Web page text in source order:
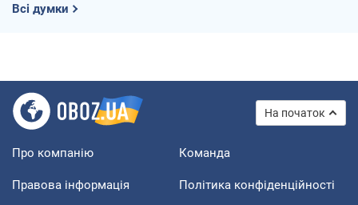
Всі думки
На початок
Про компанію Команда
Правова інформація Політика конфіденційності